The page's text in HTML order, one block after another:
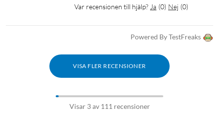
Var recensionen till hjälp? Ja (0) Nej (0)
Powered By TestFreaks
VISA FLER RECENSIONER
Visar 3 av 111 recensioner